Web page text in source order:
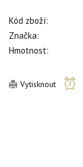
Kód zboží:
Značka:
Hmotnost:
Vytisknout